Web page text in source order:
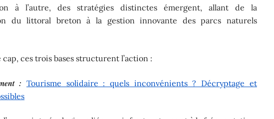
à l’autre, des stratégies distinctes émergent, allant de la
du littoral breton à la gestion innovante des parcs naturels
ces trois bases structurent l’action :
: Tourisme solidaire : quels inconvénients ? Décryptage et